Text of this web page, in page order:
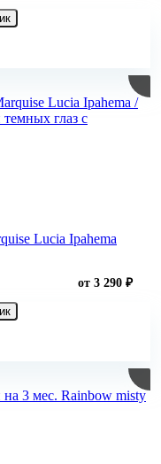
Lucia Ipahema
от 3 290 ₽